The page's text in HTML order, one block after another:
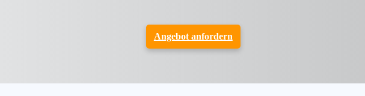
Angebot anfordern